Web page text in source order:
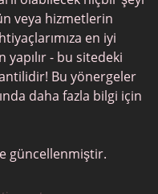
veya hizmetlerin
en iyi
yapılır - bu sitedeki
Bu yönergeler
daha fazla bilgi için
güncellenmiştir.